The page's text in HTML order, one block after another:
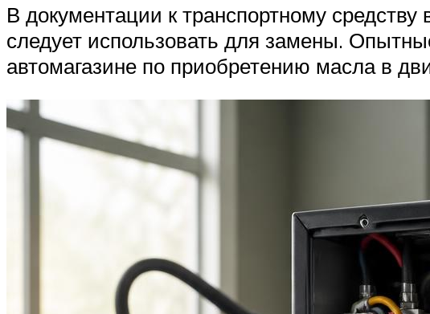
В документации к транспортному
следует использовать для замены.
автомагазине по приобретению масла в